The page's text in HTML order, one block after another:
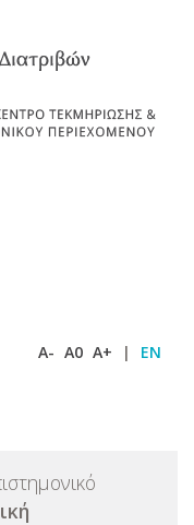
A- A0 A+ | EN